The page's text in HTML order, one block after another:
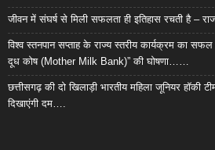
जीवन में संघर्ष से मिली सफलता ही इतिहास रचती है –
विश्व स्तनपान सप्ताह के राज्य स्तरीय कार्यक्रम का
दूध कोष (Mother Milk Bank)” की घोषणा……
छत्तीसगढ़ की दो खिलाड़ी भारतीय महिला जूनियर हॉकी
दिखाएंगी दम….